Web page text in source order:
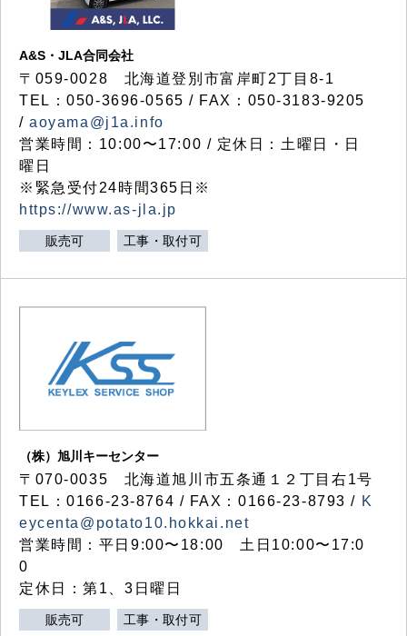
A&S・JLA合同会社
〒 059-0028 北海道登別市富岸町2丁目 8-1
TEL：050-3696-0565 / FAX：050-3183-9205
/aoyama@j1a.info
営業時間：10:00〜17:00 / 定休日：土曜日・日
曜日
※緊急受付24時間365日※
https://www.as-jla.jp
販売可 工事・取付可
（株）旭川キーセンター
〒070-0035 北海道旭川市五条通１２丁目右1号
TEL：0166-23-8764 / FAX：0166-23-8793 / K
eycenta@potato10.hokkai.net
営業時間：平日9:00〜18:00 土日10:00〜17:0
0
定休日：第1、3日曜日
販売可 工事・取付可